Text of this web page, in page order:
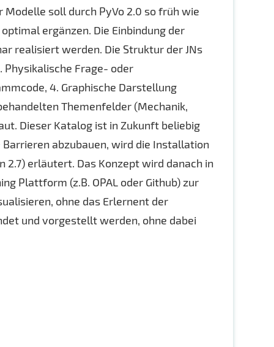
soll durch PyVo 2.0 so früh wie
ergänzen. Die Einbindung der
realisiert werden. Die Struktur der JNs
Frage- oder
4. Graphische Darstellung
Themenfelder (Mechanik,
Dieser Katalog ist in Zukunft beliebig
abzubauen, wird die Installation
erläutert. Das Konzept wird danach in
Plattform (z.B. OPAL oder Github) zur
ohne das Erlernent der
und vorgestellt werden, ohne dabei